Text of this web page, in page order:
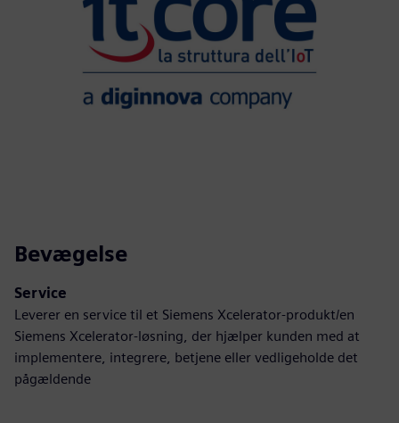
Bevægelse
Service
Leverer en service til et Siemens Xcelerator-produkt/en
Siemens Xcelerator-løsning, der hjælper kunden med at
implementere, integrere, betjene eller vedligeholde det
pågældende